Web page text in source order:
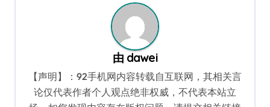
由 dawei
【声明】：92手机网内容转载自互联网，其相关言
论仅代表作者个人观点绝非权威，不代表本站立